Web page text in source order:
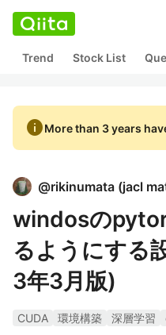
Trend Stock List
infoMore than 3 years
@rikinumata (jacl
windosの
るようにする
3年3月版)
CUDA 環境構築 深層学習